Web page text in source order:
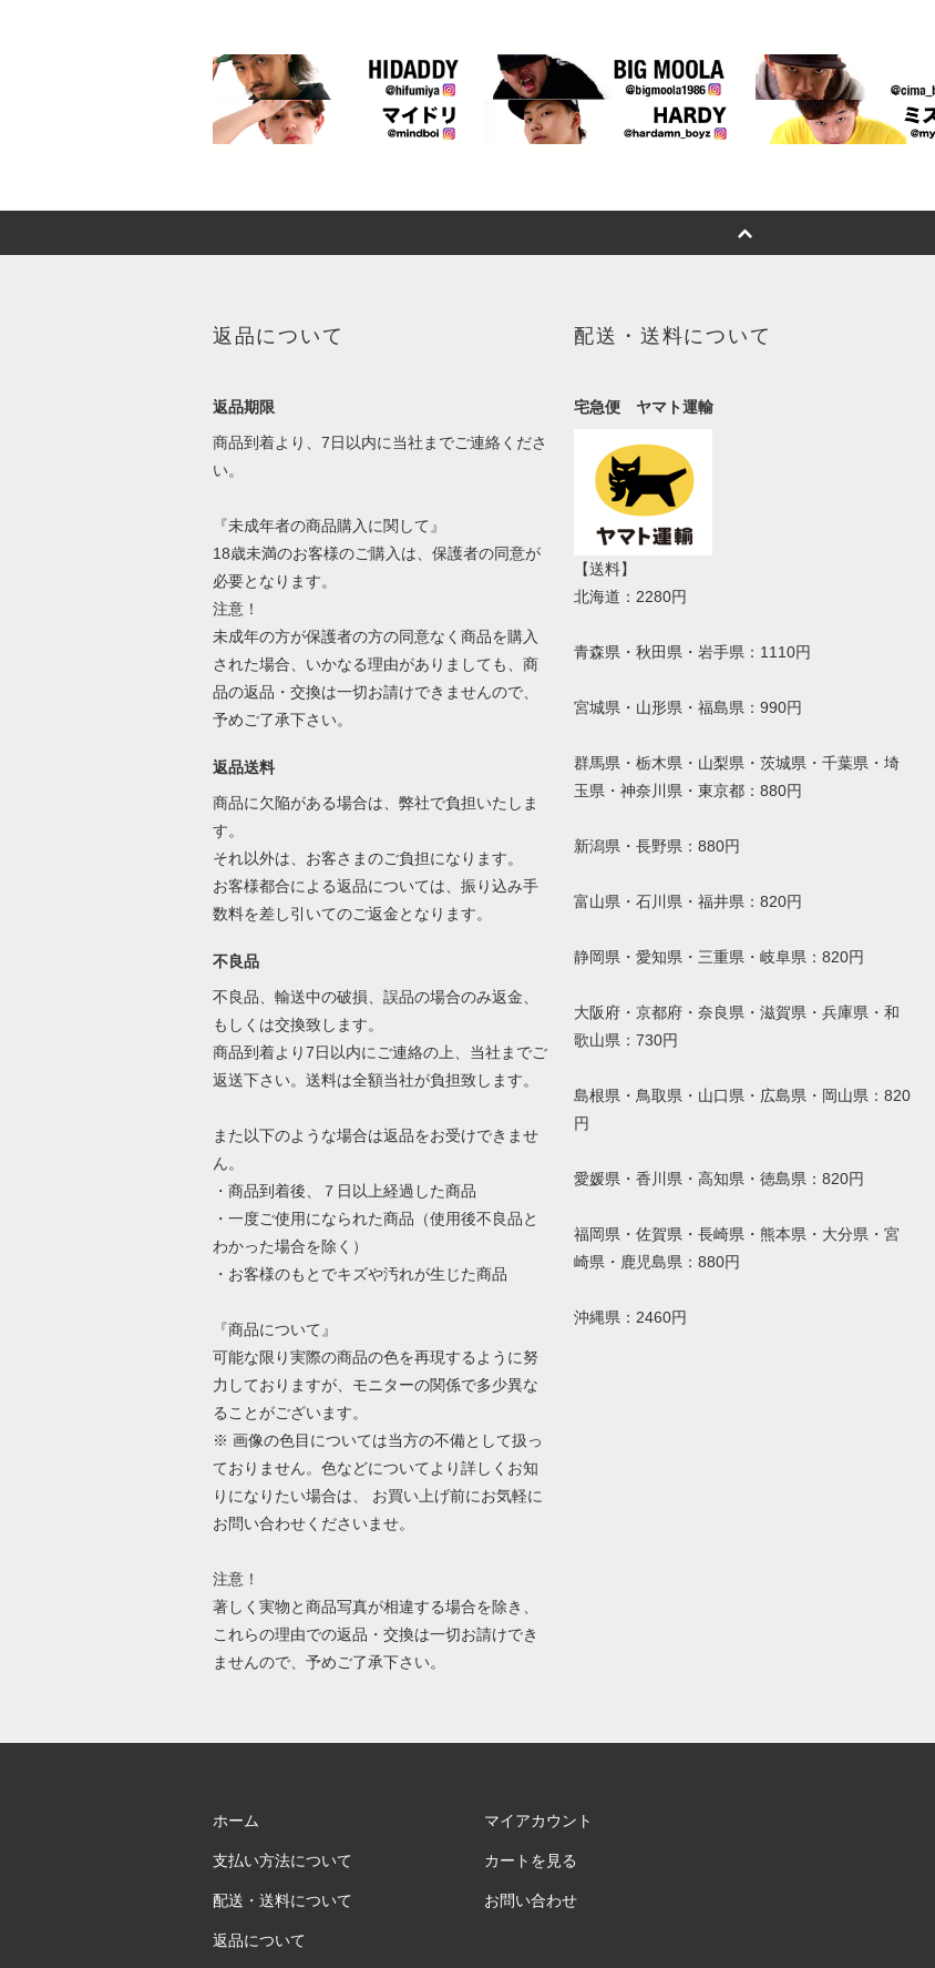
返品について
返品期限
商品到着より、7日以内に当社までご連絡くださ
い。
『未成年者の商品購入に関して』
18歳未満のお客様のご購入は、保護者の同意が
必要となります。
注意！
未成年の方が保護者の方の同意なく商品を購入
された場合、いかなる理由がありましても、商
品の返品・交換は一切お請けできませんので、
予めご了承下さい。
返品送料
商品に欠陥がある場合は、弊社で負担いたしま
す。
それ以外は、お客さまのご負担になります。
お客様都合による返品については、振り込み手
数料を差し引いてのご返金となります。
不良品
不良品、輸送中の破損、誤品の場合のみ返金、
もしくは交換致します。
商品到着より7日以内にご連絡の上、当社までご
返送下さい。送料は全額当社が負担致します。
また以下のような場合は返品をお受けできませ
ん。
・商品到着後、７日以上経過した商品
・一度ご使用になられた商品（使用後不良品と
わかった場合を除く）
・お客様のもとでキズや汚れが生じた商品
『商品について』
可能な限り実際の商品の色を再現するように努
力しておりますが、モニターの関係で多少異な
ることがございます。
※ 画像の色目については当方の不備として扱っ
ておりません。色などについてより詳しくお知
りになりたい場合は、 お買い上げ前にお気軽に
お問い合わせくださいませ。
注意！
著しく実物と商品写真が相違する場合を除き、
これらの理由での返品・交換は一切お請けでき
ませんので、予めご了承下さい。
配送・送料について
宅急便 ヤマト運輸
【送料】
北海道：2280円
青森県・秋田県・岩手県：1110円
宮城県・山形県・福島県：990円
群馬県・栃木県・山梨県・茨城県・千葉県・埼
玉県・神奈川県・東京都：880円
新潟県・長野県：880円
富山県・石川県・福井県：820円
静岡県・愛知県・三重県・岐阜県：820円
大阪府・京都府・奈良県・滋賀県・兵庫県・和
歌山県：730円
島根県・鳥取県・山口県・広島県・岡山県：820
円
愛媛県・香川県・高知県・徳島県：820円
福岡県・佐賀県・長崎県・熊本県・大分県・宮
崎県・鹿児島県：880円
沖縄県：2460円
ホーム
支払い方法について
配送・送料について
返品について
マイアカウント
カートを見る
お問い合わせ